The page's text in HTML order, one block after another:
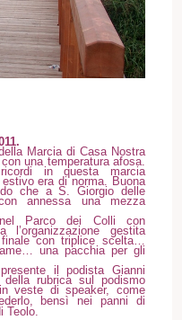
Marcia di Casa Nostra
una temperatura afosa.
in questa marcia
era di norma. Buona
che a S. Giorgio delle
annessa una mezza
Parco dei Colli con
gestita
con triplice scelta…
una pacchia per gli
il podista Gianni
della rubrica sul podismo
veste di speaker, come
bensì nei panni di
Teolo.